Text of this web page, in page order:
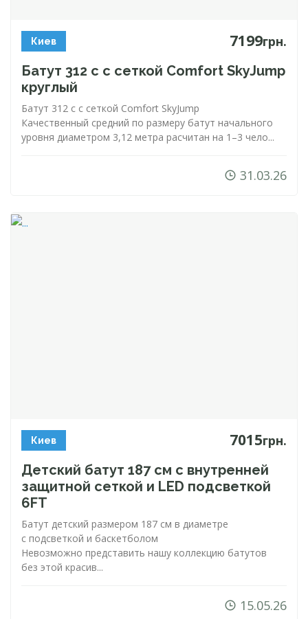
Киев 7199грн.
Батут 312 с с сеткой Comfort SkyJump
круглый
Батут 312 с с сеткой Comfort SkyJump
Качественный средний по размеру батут начального
уровня диаметром 3,12 метра расчитан на 1–3 чело...
31.03.26
Киев 7015грн.
Детский батут 187 см с внутренней
защитной сеткой и LED подсветкой
6FT
Батут детский размером 187 см в диаметре
с подсветкой и баскетболом
Невозможно представить нашу коллекцию батутов
без этой красив...
15.05.26